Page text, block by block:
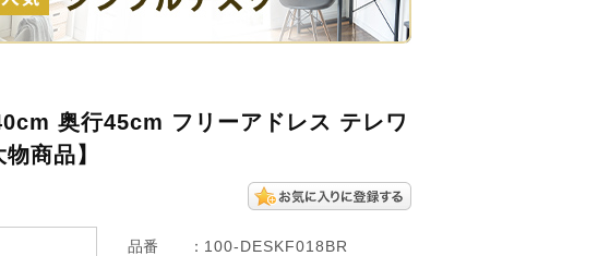
奥行45cm フリーアドレス テレワ
商品】
品番 ： 100-DESKF018BR